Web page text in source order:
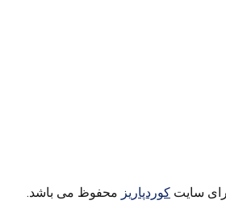
سایت کوردپاریز محفوظ می باشد.